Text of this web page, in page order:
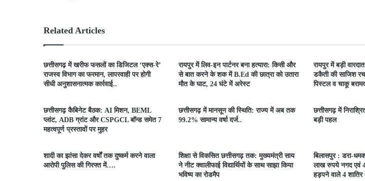
Related Articles
​छत्तीसगढ़ में खरीफ फसलों का डिजिटल ‘एक्स-रे’
राजस्व विभाग का फरमान, लापरवाही पर होगी
सीधी अनुशासनात्मक कार्रवाई..
रायपुर में लिव-इन पार्टनर बना हत्यारा: किसी और
से बात करने के शक में B.Ed की छात्रा को उतारा
मौत के घाट, 24 घंटे में अरेस्ट
रायपुर में बड़ी
डकैती की साजिश रच
पिस्टल व चाकू
छत्तीसगढ़ कैबिनेट बैठक: AI मिशन, BEML
प्लांट, ADB ग्रांट और CSPGCL बॉन्ड समेत 7
महत्वपूर्ण प्रस्तावों पर मुहर
छत्तीसगढ़ में मानसून की स्थिति: राज्य में अब तक
99.2% सामान्य वर्षा दर्ज..
छत्तीसगढ़ में
बड़ी पहल
शादी का झांसा देकर वर्षों तक दुष्कर्म करने वाला
आरोपी पुलिस की गिरफ्त में….
शिक्षा से विकसित छत्तीसगढ़ तक: मुख्यमंत्री साय
ने नीट क्वालीफाई विद्यार्थियों के साथ साझा किया
भविष्य का रोडमैप
बिलासपुर : डरा-
लाख रुपये नगद एवं
हड़पने वाले 4 शातिर